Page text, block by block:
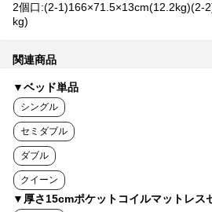
2個口:(2-1)166×71.5×13cm(12.2kg)(2-
kg)
関連商品
▼ベッド単品
シングル
セミダブル
ダブル
クイーン
▼厚さ15cmポケットコイルマットレス